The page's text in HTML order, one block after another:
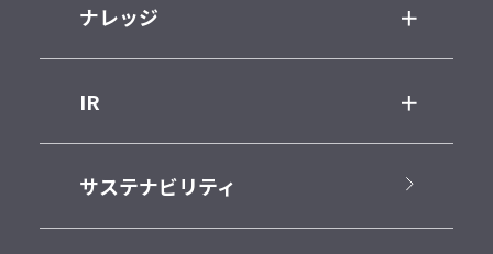
ナレッジ
IR
サステナビリティ